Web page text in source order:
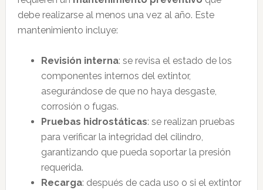
debe realizarse al menos una vez al año. Este
mantenimiento incluye:
Revisión interna: se revisa el estado de los
componentes internos del extintor,
asegurándose de que no haya desgaste,
corrosión o fugas.
Pruebas hidrostáticas: se realizan pruebas
para verificar la integridad del cilindro,
garantizando que pueda soportar la presión
requerida.
Recarga: después de cada uso o si el extintor